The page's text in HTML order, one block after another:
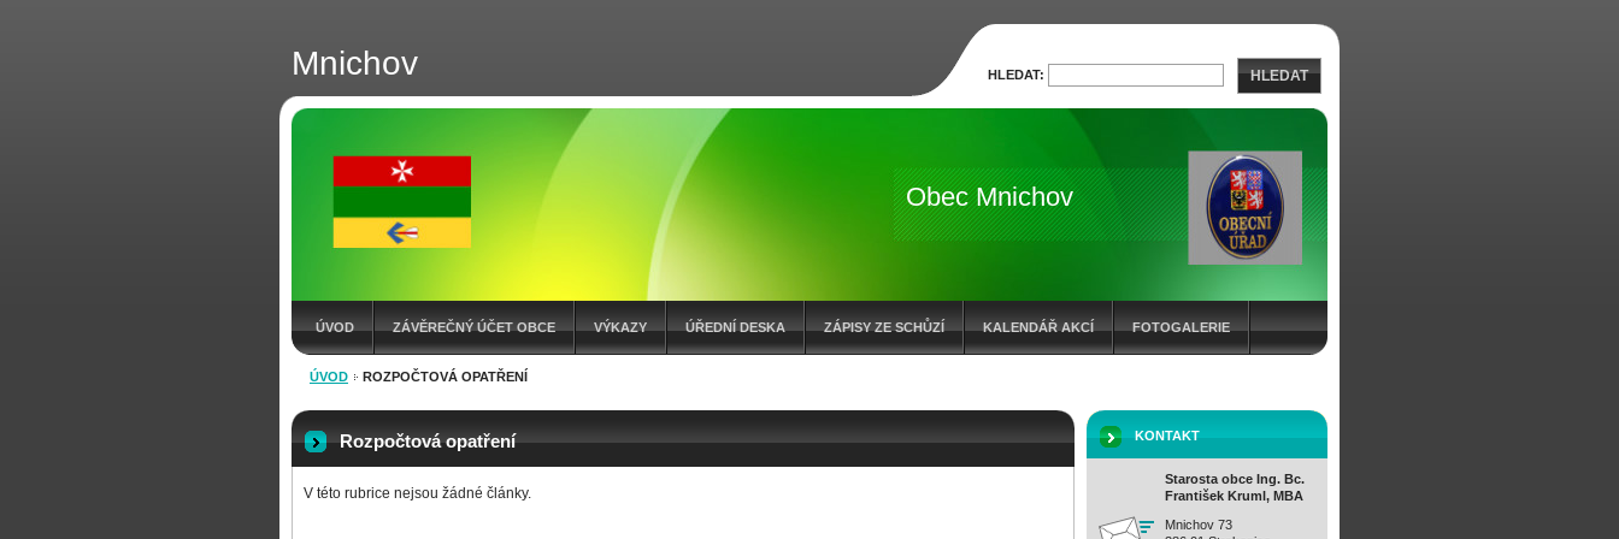
Mnichov
Obec Mnichov
ÚVOD ZÁVĚREČNÝ ÚČET OBCE VÝKAZY ÚŘEDNÍ DESKA ZÁPISY ZE SCHŮZÍ KALENDÁŘ AKCÍ FOTOGALERIE
KONTAKT VÝKAZY ROZPOČTOVÁ OPATŘENÍ
ÚVOD ROZPOČTOVÁ OPATŘENÍ
Rozpočtová opatření
V této rubrice nejsou žádné články.
KONTAKT
Starosta obce Ing. Bc.
František Kruml, MBA
Mnichov 73
HLEDAT: HLEDAT